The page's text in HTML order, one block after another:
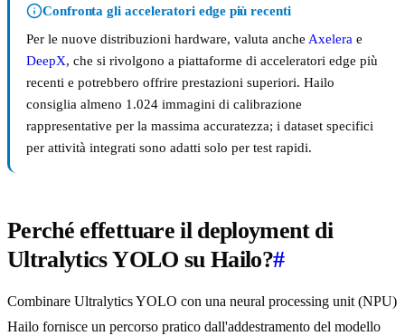
Confronta gli acceleratori edge più recenti
Per le nuove distribuzioni hardware, valuta anche Axelera e
DeepX, che si rivolgono a piattaforme di acceleratori edge più
recenti e potrebbero offrire prestazioni superiori. Hailo
consiglia almeno 1.024 immagini di calibrazione
rappresentative per la massima accuratezza; i dataset specifici
per attività integrati sono adatti solo per test rapidi.
Perché effettuare il deployment di
Ultralytics YOLO su Hailo?#
Combinare Ultralytics YOLO con una neural processing unit (NPU)
Hailo fornisce un percorso pratico dall'addestramento del modello